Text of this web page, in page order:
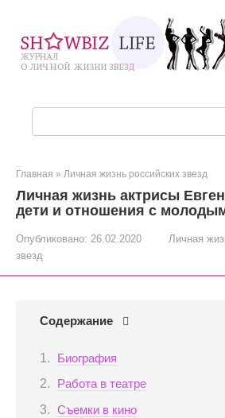
контенту
Главная » Личная жизнь российских звезд
Личная жизнь актрисы
дети и отношения с
Опубликовано: 26.02.2020
Личная
звезд
Содержание
Биография
Работа в театре
Съемки в кино